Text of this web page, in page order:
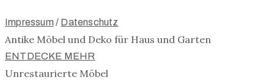
Impressum / Datenschutz
Antike Möbel und Deko für Haus und Garten
ENTDECKE MEHR
Unrestaurierte Möbel